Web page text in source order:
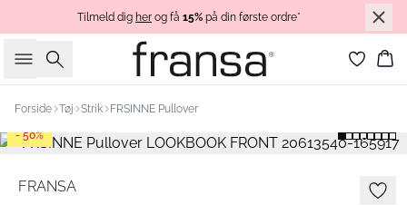
Tilmeld dig her og få 15% på din første ordre*
Søg
Forside Tøj Strik FRSINNE Pullover
- 50%
FRANSA